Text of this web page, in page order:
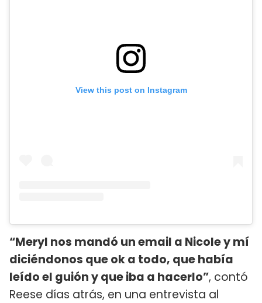
View this post on Instagram
“Meryl nos mandó un email a Nicole y mí
diciéndonos que ok a todo, que había
leído el guión y que iba a hacerlo”, contó
Reese días atrás, en una entrevista al